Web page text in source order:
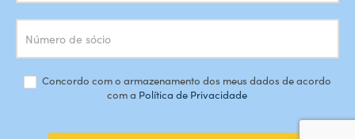
Concordo com o armazenamento dos meus dados de acordo
com a Política de Privacidade